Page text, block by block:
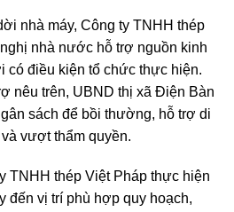
nhà máy, Công ty TNHH thép
nhà nước hỗ trợ nguồn kinh
có điều kiện tổ chức thực hiện.
nêu trên, UBND thị xã Điện Bàn
sách để bồi thường, hỗ trợ di
vượt thẩm quyền.
TNHH thép Việt Pháp thực hiện
đến vị trí phù hợp quy hoạch,